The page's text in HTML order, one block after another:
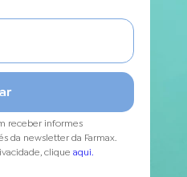
receber informes
da newsletter da Farmax.
clique aqui.